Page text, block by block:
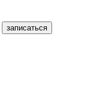
записаться